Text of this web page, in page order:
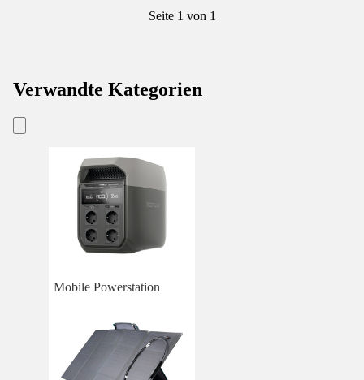
Seite 1 von 1
Verwandte Kategorien
Mobile Powerstation